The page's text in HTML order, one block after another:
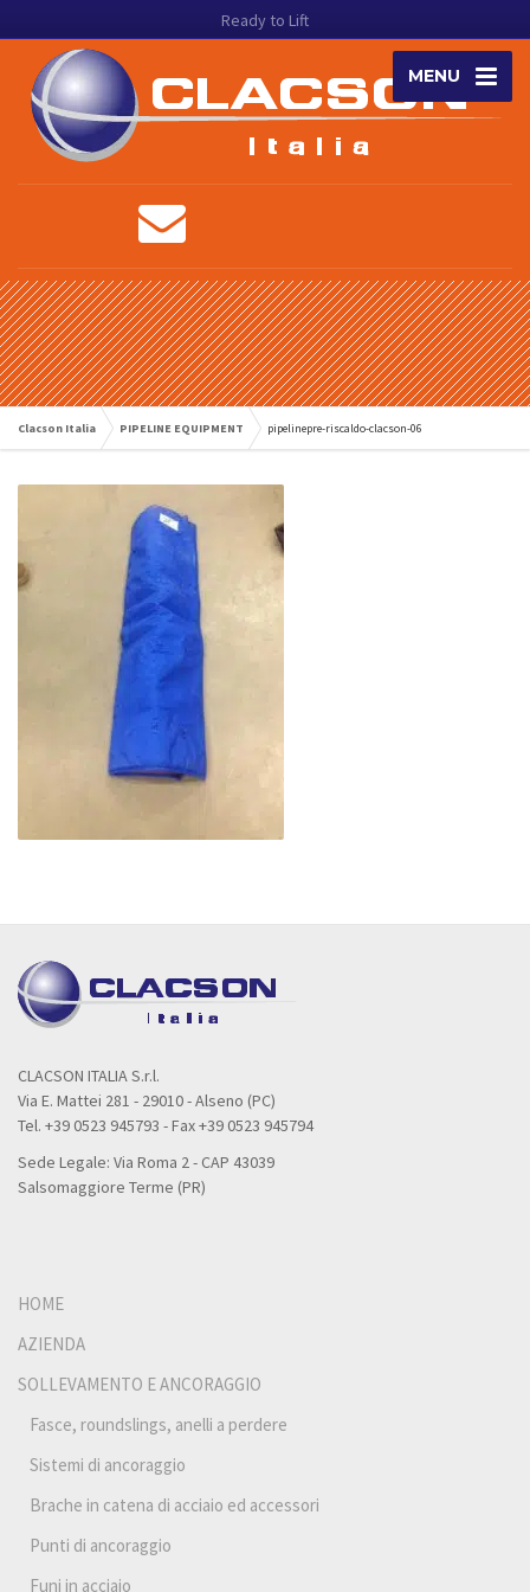
Ready to Lift
MENU
Clacson Italia PIPELINE EQUIPMENT pipelinepre-riscaldo-clacson-06
CLACSON ITALIA S.r.l.
Via E. Mattei 281 - 29010 - Alseno (PC)
Tel. +39 0523 945793 - Fax +39 0523 945794
Sede Legale: Via Roma 2 - CAP 43039
Salsomaggiore Terme (PR)
HOME
AZIENDA
SOLLEVAMENTO E ANCORAGGIO
Fasce, roundslings, anelli a perdere
Sistemi di ancoraggio
Brache in catena di acciaio ed accessori
Punti di ancoraggio
Funi in acciaio